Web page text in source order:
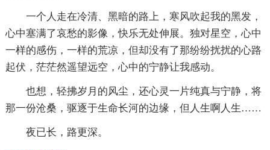
一个人走在冷清、黑暗的路上，寒风吹起我的黑发，
心中塞满了哀愁的影像，快乐无处伸展。独对星空，心中
一样的感伤，一样的荒凉，但却没有了那纷纷扰扰的心路
起伏，茫茫然遥望远空，心中的宁静让我感动。
也想，轻拂岁月的风尘，还心灵一片纯真与宁静，将
那一份沧桑，驱逐于生命长河的边缘，但人生啊人生……
夜已长，路更深。